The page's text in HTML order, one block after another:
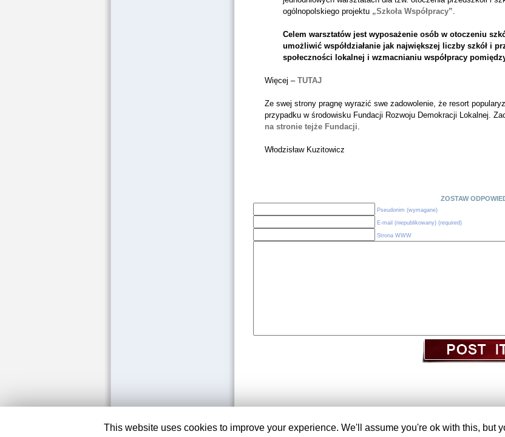
ogólnopolskiego projektu „Szkoła Współpracy”.
Celem warsztatów jest wyposażenie osób w otoczeniu
umożliwić współdziałanie jak największej liczby szkół i
społeczności lokalnej i wzmacnianiu współpracy
Więcej – TUTAJ
Ze swej strony pragnę wyrazić swe zadowolenie, że resort
przypadku w środowisku Fundacji Rozwoju Demokracji Lokalnej.
na stronie tejże Fundacji.
Włodzisław Kuzitowicz
ZOSTAW
Pseudonim (wymagane)
E-mail (niepublikowany) (required)
Strona WWW
Wordpress themes created by
This website uses cookies to improve your experience. We'll assume you're ok with this, but